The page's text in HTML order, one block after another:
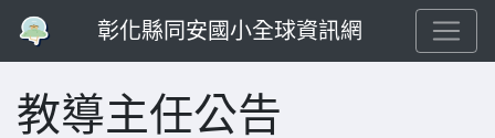
彰化縣同安國小全球資訊網
教導主任公告